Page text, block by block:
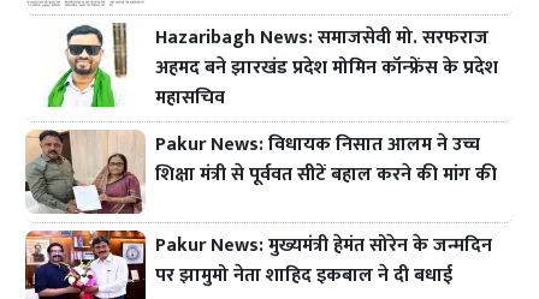
Hazaribagh News: समाजसेवी मो. सरफराज
अहमद बने झारखंड प्रदेश मोमिन कॉन्फ्रेंस के प्रदेश
महासचिव
Pakur News: विधायक निसात आलम ने उच्च
शिक्षा मंत्री से पूर्ववत सीटें बहाल करने की मांग की
Pakur News: मुख्यमंत्री हेमंत सोरेन के जन्मदिन
पर झामुमो नेता शाहिद इकबाल ने दी बधाई